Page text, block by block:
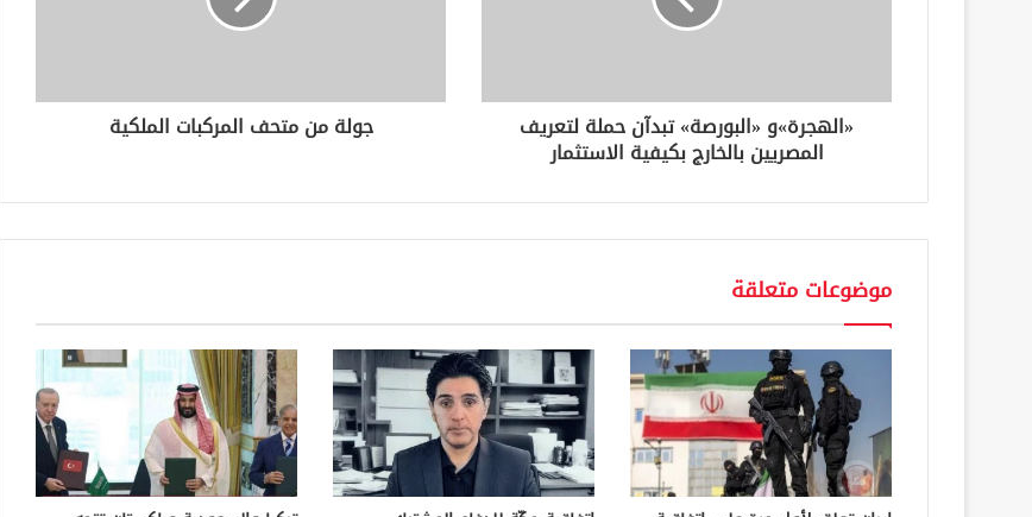
ن
«الهجرة»و «البورصة» تبدآن حملة لتعريف
المصريين بالخارج بكيفية الاستثمار
جولة من متحف المركبات الملكية
موضوعات متعلقة